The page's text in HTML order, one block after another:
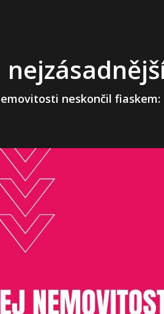
neskončil fiaskem: